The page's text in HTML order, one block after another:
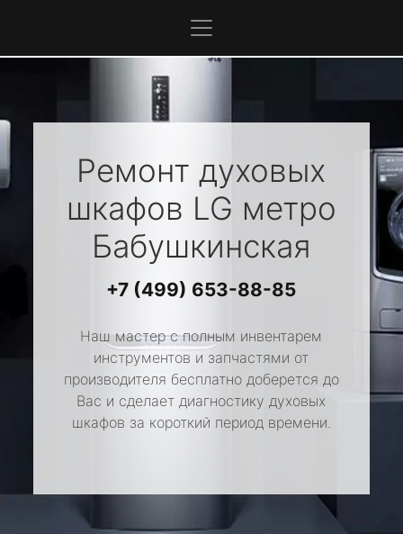
Ремонт духовых
шкафов LG метро
Бабушкинская
+7 (499) 653-88-85
Наш мастер с полным инвентарем
инструментов и запчастями от
производителя бесплатно доберется до
Вас и сделает диагностику духовых
шкафов за короткий период времени.